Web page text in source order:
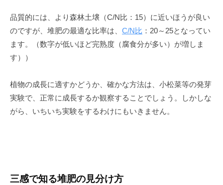
品質的には、より森林土壌（C/N比：15）に近いほうが良い
のですが、堆肥の最適な比率は、 C/N比 ：20～25となってい
ます。（数字が低いほど完熟度（腐食分が多い）が増しま
す））
植物の成長に適すかどうか、確かな方法は、小松菜等の発芽
実験で、正常に成長するか観察することでしょう。しかしな
がら、いちいち実験をするわけにもいきません。
三感で知る堆肥の見分け方